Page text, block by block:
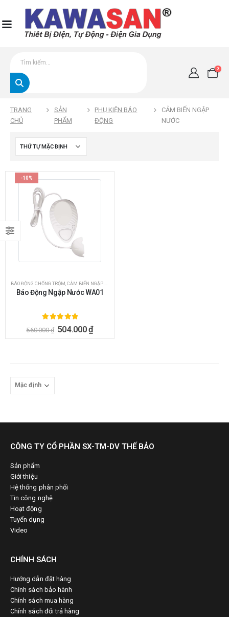
0
TRANG
CHỦ
SẢN
PHẨM
PHỤ KIỆN BÁO
ĐỘNG
CẢM BIẾN NGẬP
NƯỚC
-10%
BÁO ĐỘNG CHỐNG TRỘM CẢM BIẾN NGẬP NƯỚC
Báo Động Ngập Nước WA01
ngoài 5
560.000₫ 504.000₫
CÔNG TY CỔ PHẦN SX-TM-DV THẾ BẢO
Sản phẩm
Giới thiệu
Hệ thống phân phối
Tin công nghệ
Hoạt động
Tuyển dụng
Video
CHÍNH SÁCH
Hướng dẫn đặt hàng
Chính sách bảo hành
Chính sách mua hàng
Chính sách đổi trả hàng